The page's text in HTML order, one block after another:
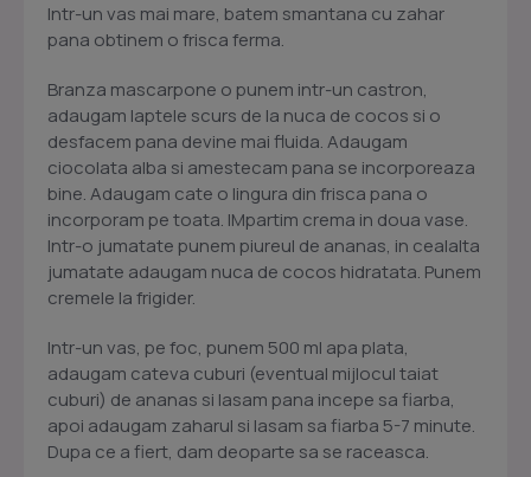
Intr-un vas mai mare, batem smantana cu zahar
pana obtinem o frisca ferma.
Branza mascarpone o punem intr-un castron,
adaugam laptele scurs de la nuca de cocos si o
desfacem pana devine mai fluida. Adaugam
ciocolata alba si amestecam pana se incorporeaza
bine. Adaugam cate o lingura din frisca pana o
incorporam pe toata. IMpartim crema in doua vase.
Intr-o jumatate punem piureul de ananas, in cealalta
jumatate adaugam nuca de cocos hidratata. Punem
cremele la frigider.
Intr-un vas, pe foc, punem 500 ml apa plata,
adaugam cateva cuburi (eventual mijlocul taiat
cuburi) de ananas si lasam pana incepe sa fiarba,
apoi adaugam zaharul si lasam sa fiarba 5-7 minute.
Dupa ce a fiert, dam deoparte sa se raceasca.